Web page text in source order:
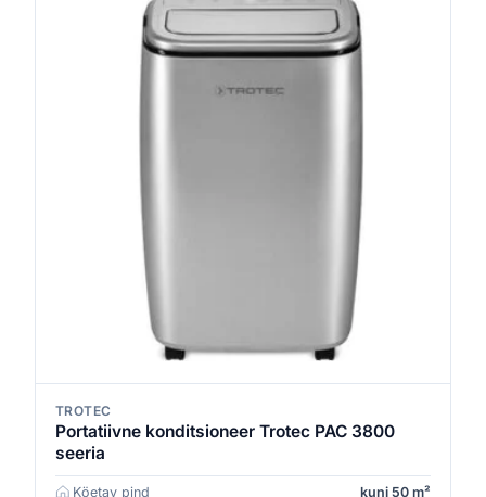
TROTEC
Portatiivne konditsioneer Trotec PAC 3800
seeria
Köetav pind kuni 50 m²